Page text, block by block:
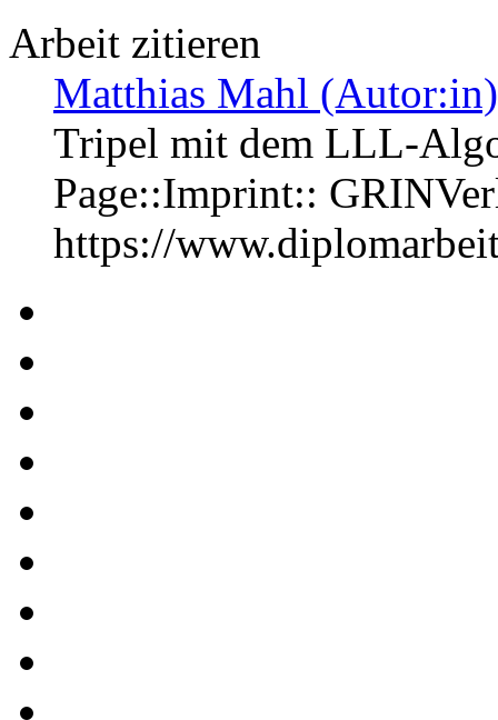
Arbeit zitieren
Matthias Mahl (Autor:in)
Tripel mit dem LLL-
Page::Imprint::
https://